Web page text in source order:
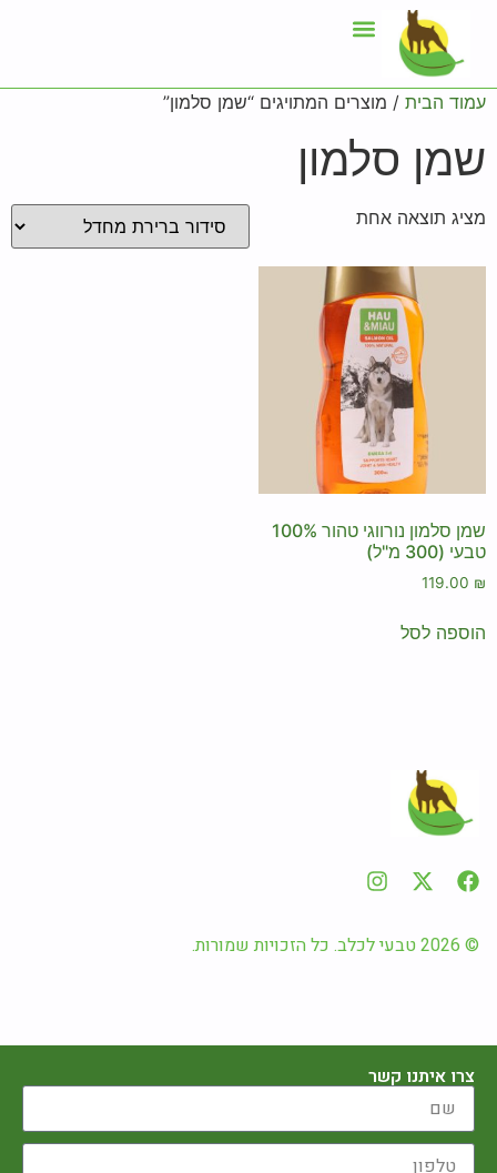
עמוד הבית / מוצרים המתויגים “שמן סלמון”
שמן סלמון
מציג תוצאה אחת
שמן סלמון נורווגי טהור 100%
טבעי (300 מ"ל)
119.00 ₪
הוספה לסל
© 2026 טבעי לכלב. כל הזכויות שמורות.
צרו איתנו קשר